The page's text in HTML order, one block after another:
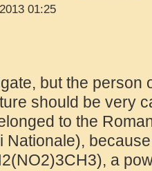
01:25
but the person
should be very
to the
Nationale),
a